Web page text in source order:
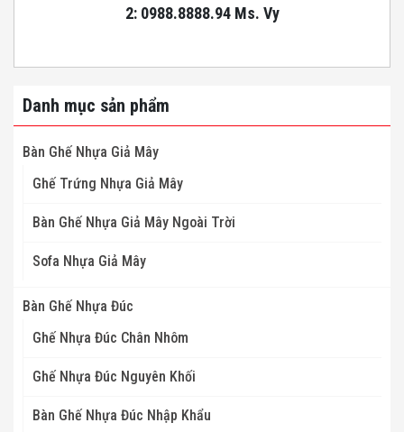
2: 0988.8888.94 Ms. Vy
Danh mục sản phẩm
Bàn Ghế Nhựa Giả Mây
Ghế Trứng Nhựa Giả Mây
Bàn Ghế Nhựa Giả Mây Ngoài Trời
Sofa Nhựa Giả Mây
Bàn Ghế Nhựa Đúc
Ghế Nhựa Đúc Chân Nhôm
Ghế Nhựa Đúc Nguyên Khối
Bàn Ghế Nhựa Đúc Nhập Khẩu